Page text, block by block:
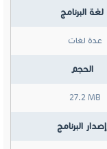
لغة البرنامج
عدة لغات
الحجم
27.2 MB
إصدار البرنامج